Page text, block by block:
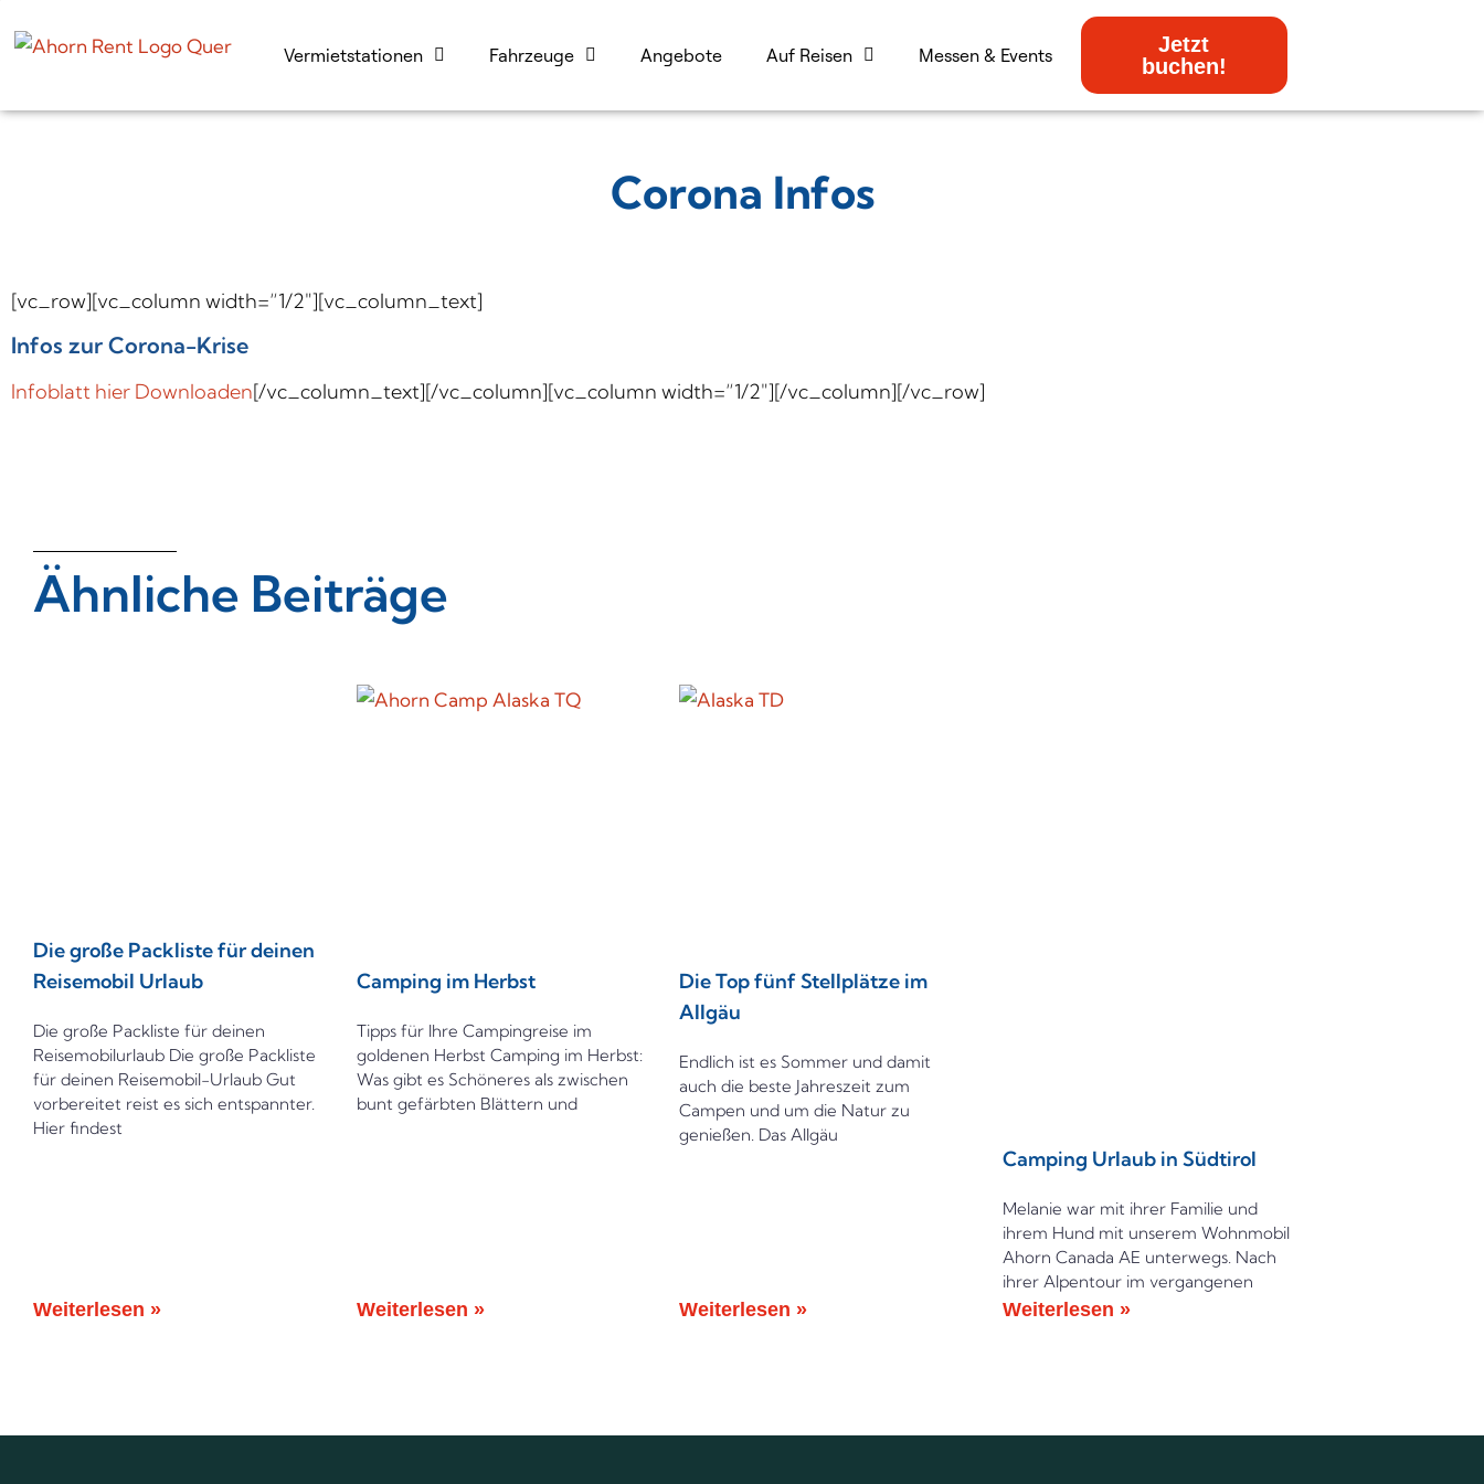
Vermietstationen Fahrzeuge Angebote Auf Reisen Messen & Events
Jetzt
buchen!
Corona Infos
[vc_row][vc_column width=“1/2″][vc_column_text]
Infos zur Corona-Krise
Infoblatt hier Downloaden[/vc_column_text][/vc_column][vc_column width=“1/2″][/vc_column][/vc_row]
Ähnliche Beiträge
Die große Packliste für deinen
Reisemobil Urlaub
Die große Packliste für deinen
Reisemobilurlaub Die große Packliste
für deinen Reisemobil-Urlaub Gut
vorbereitet reist es sich entspannter.
Hier findest
Weiterlesen »
Camping im Herbst
Tipps für Ihre Campingreise im
goldenen Herbst Camping im Herbst:
Was gibt es Schöneres als zwischen
bunt gefärbten Blättern und
Weiterlesen »
Die Top fünf Stellplätze im
Allgäu
Endlich ist es Sommer und damit
auch die beste Jahreszeit zum
Campen und um die Natur zu
genießen. Das Allgäu
Weiterlesen »
Camping Urlaub in Südtirol
Melanie war mit ihrer Familie und
ihrem Hund mit unserem Wohnmobil
Ahorn Canada AE unterwegs. Nach
ihrer Alpentour im vergangenen
Weiterlesen »